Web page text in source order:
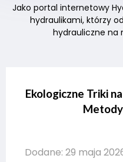
Jako portal internetowy
hydraulikami, którzy
hydrauliczne na
Ekologiczne Triki
Dodane: 29 maja